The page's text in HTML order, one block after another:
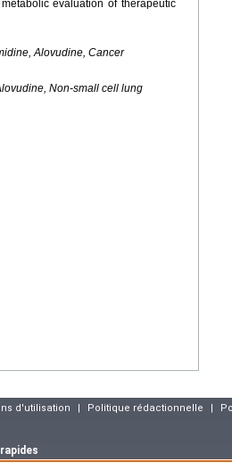
evaluation of therapeutic
Alovudine, Cancer
Non-small cell lung
d'utilisation Politique rédactionnelle